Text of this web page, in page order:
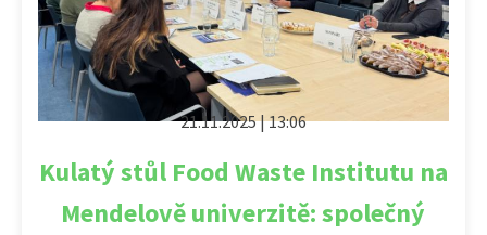
21.11.2025 | 13:06
Kulatý stůl Food Waste Institutu na
Mendelově univerzitě: společný